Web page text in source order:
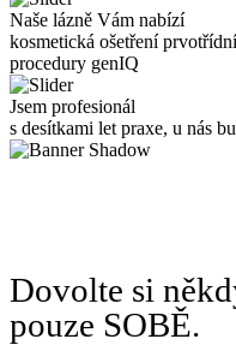
Naše lázně Vám nabízí
kosmetická ošetření
procedury genIQ
Jsem profesionál
s desítkami let praxe, u nás
Dovolte si
pouze SOBĚ.